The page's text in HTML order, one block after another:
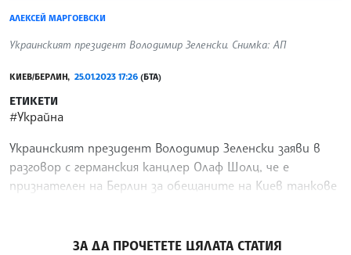
АЛЕКСЕЙ МАРГОЕВСКИ
Украинският президент Володимир Зеленски. Снимка: АП
КИЕВ/БЕРЛИН, 25.01.2023 17:26 (БТА)
ЕТИКЕТИ
#Украйна
Украинският президент Володимир Зеленски заяви в
разговор с германския канцлер Олаф Шолц, че е
признателен на Берлин за обещаните на Киев танкове
ЗА ДА ПРОЧЕТЕТЕ ЦЯЛАТА СТАТИЯ